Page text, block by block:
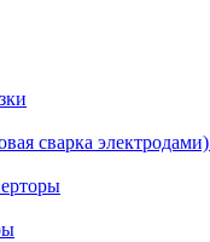
сварка электродами)